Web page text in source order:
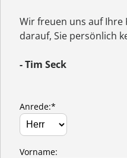
Wir freuen uns auf
darauf, Sie persönlich
- Tim Seck
Anrede:*
Vorname: